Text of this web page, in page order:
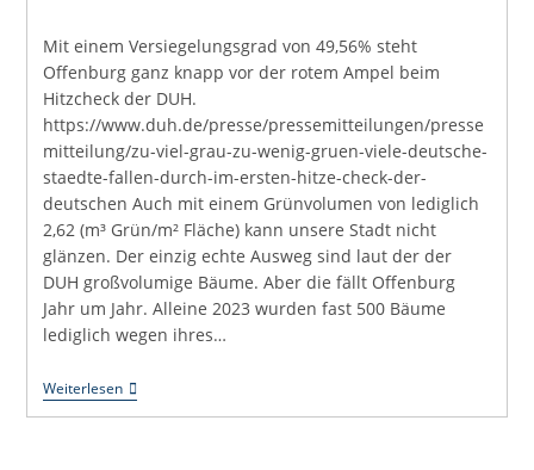
Mit einem Versiegelungsgrad von 49,56% steht
Offenburg ganz knapp vor der rotem Ampel beim
Hitzcheck der DUH.
https://www.duh.de/presse/pressemitteilungen/presse
mitteilung/zu-viel-grau-zu-wenig-gruen-viele-deutsche-
staedte-fallen-durch-im-ersten-hitze-check-der-
deutschen Auch mit einem Grünvolumen von lediglich
2,62 (m³ Grün/m² Fläche) kann unsere Stadt nicht
glänzen. Der einzig echte Ausweg sind laut der der
DUH großvolumige Bäume. Aber die fällt Offenburg
Jahr um Jahr. Alleine 2023 wurden fast 500 Bäume
lediglich wegen ihres…
WeiterlesenOffenburg
Fällt